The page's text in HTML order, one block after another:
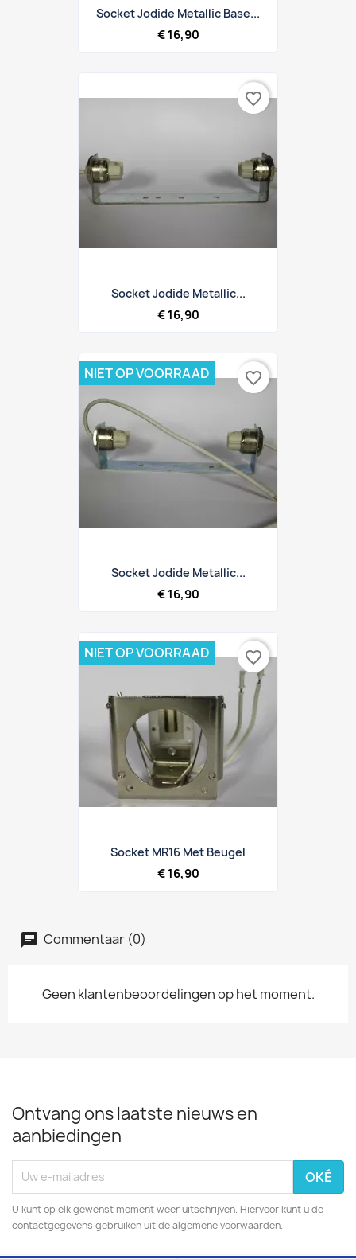
Socket Jodide Metallic Base...
€ 16,90
Socket Jodide Metallic...
€ 16,90
favorite_border
Socket Jodide Metallic...
€ 16,90
NIET OP VOORRAAD favorite_border
Socket MR16 Met Beugel
€ 16,90
NIET OP VOORRAAD favorite_border
Commentaar (0)
Geen klantenbeoordelingen op het moment.
Ontvang ons laatste nieuws en
aanbiedingen
U kunt op elk gewenst moment weer uitschrijven. Hiervoor kunt u de
contactgegevens gebruiken uit de algemene voorwaarden.